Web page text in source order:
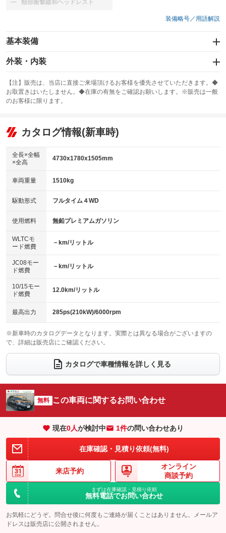
頸部衝撃緩和ヘッドレスト
：装備なし
装備略号／用語解説
基本装備
エアバッグ：運転席/助手席/サイド
：装備あり
：装備なし
サンルーフ
：装備なし ABS
リフトアップ
：装備なし
：装備なし
パワーウィンドウ
アイドリングストップ
：装備なし
USB入力端子
：装備なし
100V電源
：装備なし
センターデフロック
：装備なし
電動格納ミラー
：装備あり
外装・内装
カーナビ：メモリーナビ他
：装備あり
TV：フルセグ
：装備あり
ビジュアル：-／DVD再生
：装備あり
：装備あり
革シート
キーレス
HID(キセノンライト)
：装備あり
バックカメラ
：装備なし
エアロ
：装備なし
：装備なし
パワーシート
ベンチシート
：装備なし
チップアップシート
：装備なし
：装備なし ：装備なし
ウォークスルー
：装備なし
電動リアゲート フロントカメラ
：装備なし
：装備なし ：装備なし
サイドカメラ
：装備なし ルーフレール
：装備なし
：装備なし
：装備なし
装備略号／用語解説
【注】販売は、当店に直接ご来場頂けるお客様を優先させていただきます。◆
お取置きはいたしません。◆在庫の有無をご確認お願いします。※販売は一般
のお客様に限ります。
カタログ情報(新車時)
全長×全幅
×全高
4730x1780x1505mm
車両重量 1510kg
駆動形式 フルタイム４WD
使用燃料 無鉛プレミアムガソリン
WLTCモ
ード燃費
－km/リットル
JC08モー
ド燃費
－km/リットル
10/15モー
ド燃費
12.0km/リットル
最高出力 285ps(210kW)/6000rpm
※新車時のカタログデータとなります。実際とは異なる場合がございますの
で、詳細は販売店にご確認ください。
カタログで車種情報を詳しく見る
無料 この車両に関するお問い合わせ
現在0人が検討中 1件の問い合わせあり
在庫確認・見積り依頼(無料)
来店予約
オンライン
商談予約
まずは在庫確認・見積り依頼
無料電話でお問い合わせ
お気軽にどうぞ。問合せ後に何度もご連絡が届くことはありません。メールア
ドレスは販売店に公開されません。